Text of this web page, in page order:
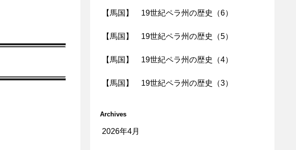
【馬国】 19世紀ペラ州の歴史（6）
【馬国】 19世紀ペラ州の歴史（5）
【馬国】 19世紀ペラ州の歴史（4）
【馬国】 19世紀ペラ州の歴史（3）
Archives
2026年4月